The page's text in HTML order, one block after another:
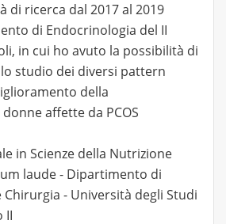
di ricerca dal 2017 al 2019
di Endocrinologia del II
in cui ho avuto la possibilità di
studio dei diversi pattern
della
affette da PCOS
in Scienze della Nutrizione
laude - Dipartimento di
Chirurgia - Università degli Studi
II